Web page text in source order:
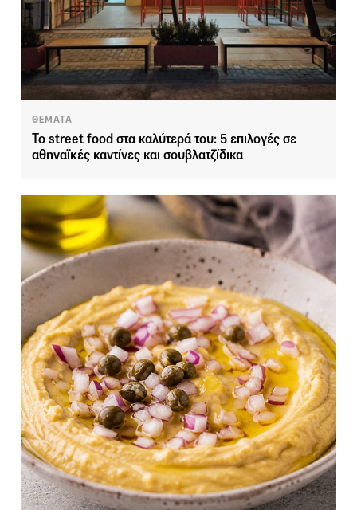
ΘΕΜΑΤΑ
Το street food στα καλύτερά του: 5 επιλογές σε
αθηναϊκές καντίνες και σουβλατζίδικα